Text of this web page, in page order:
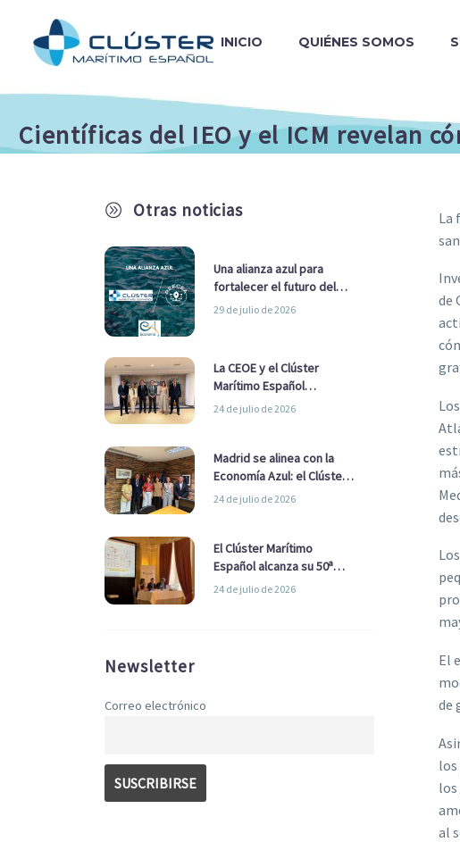
INICIO QUIÉNES SOMOS
Científicas del IEO y el ICM revelan
A Otras noticias
Una alianza azul para
fortalecer el futuro del
sector marítimo
29 de julio de 2026
La CEOE y el Clúster
Marítimo Español
refuerzan su alianza para
24 de julio de 2026
Madrid se alinea con la
Economía Azul: el Clúster
Marítimo Español y la Real
Ayuntamiento
24 de julio de 2026
El Clúster Marítimo
Español alcanza su 50ª
Asamblea reafirmando su
24 de julio de 2026
Newsletter
Correo electrónico
La
de
El
de
los
los
al